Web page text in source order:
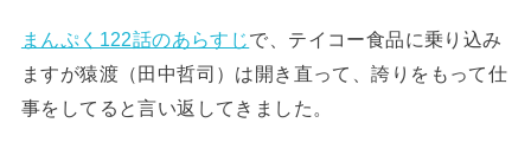
まんぷく122話のあらすじで、テイコー食品に乗り込み
ますが猿渡（田中哲司）は開き直って、誇りをもって仕
事をしてると言い返してきました。